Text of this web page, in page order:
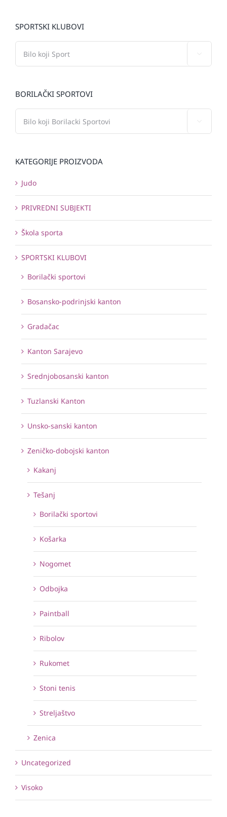
SPORTSKI KLUBOVI
BORILAČKI SPORTOVI
KATEGORIJE PROIZVODA
Judo
PRIVREDNI SUBJEKTI
Škola sporta
SPORTSKI KLUBOVI
Borilački sportovi
Bosansko-podrinjski kanton
Gradačac
Kanton Sarajevo
Srednjobosanski kanton
Tuzlanski Kanton
Unsko-sanski kanton
Zeničko-dobojski kanton
Kakanj
Tešanj
Borilački sportovi
Košarka
Nogomet
Odbojka
Paintball
Ribolov
Rukomet
Stoni tenis
Streljaštvo
Zenica
Uncategorized
Visoko